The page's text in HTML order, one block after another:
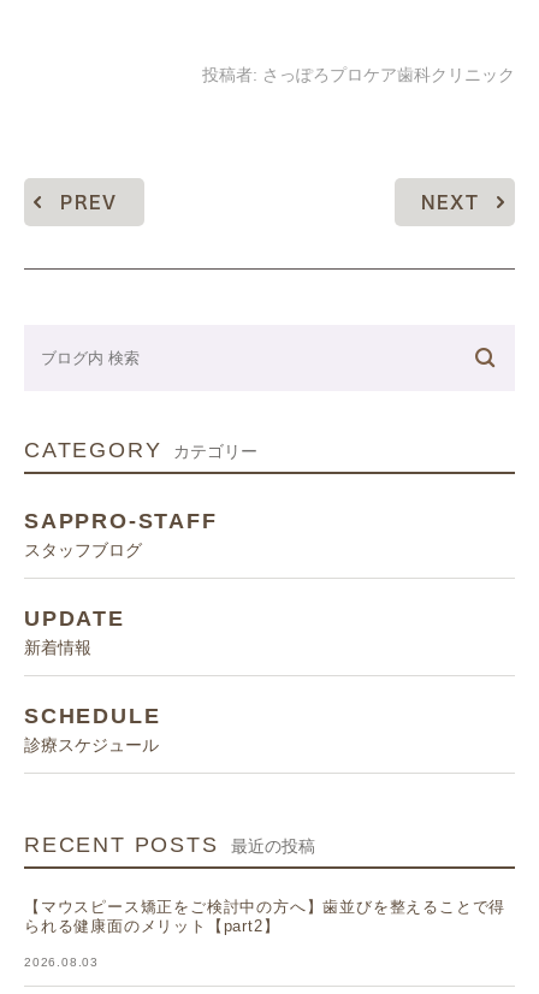
投稿者: さっぽろプロケア歯科クリニック
PREV NEXT
CATEGORY カテゴリー
SAPPRO-STAFF
スタッフブログ
UPDATE
新着情報
SCHEDULE
診療スケジュール
RECENT POSTS 最近の投稿
【マウスピース矯正をご検討中の方へ】歯並びを整えることで得
られる健康面のメリット【part2】
2026.08.03